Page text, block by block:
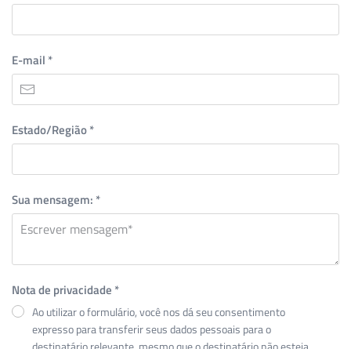
E-mail *
Estado/Região*
Sua mensagem: *
Nota de privacidade *
Ao utilizar o formulário, você nos dá seu consentimento
expresso para transferir seus dados pessoais para o